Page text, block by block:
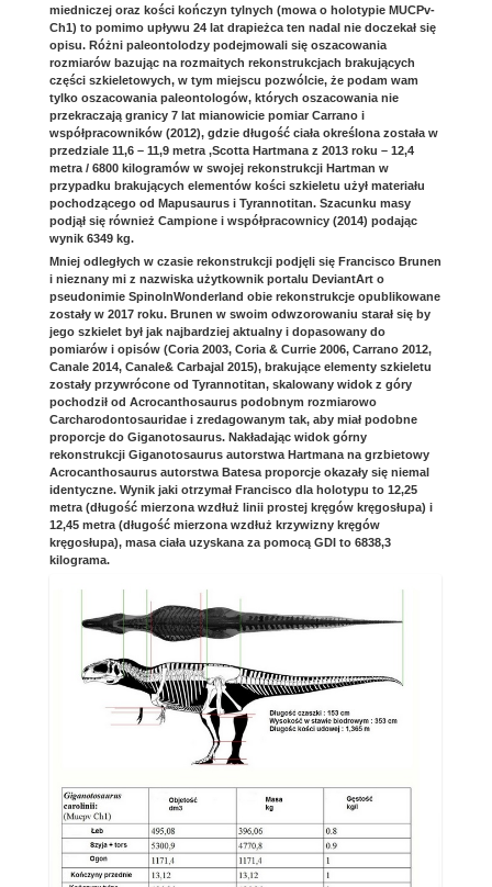
miedniczej oraz kości kończyn tylnych (mowa o holotypie MUCPv-
Ch1) to pomimo upływu 24 lat drapieżca ten nadal nie doczekał się
opisu. Różni paleontolodzy podejmowali się oszacowania
rozmiarów bazując na rozmaitych rekonstrukcjach brakujących
części szkieletowych, w tym miejscu pozwólcie, że podam wam
tylko oszacowania paleontologów, których oszacowania nie
przekraczają granicy 7 lat mianowicie pomiar Carrano i
współpracowników (2012), gdzie długość ciała określona została w
przedziale 11,6 – 11,9 metra ,Scotta Hartmana z 2013 roku – 12,4
metra / 6800 kilogramów w swojej rekonstrukcji Hartman w
przypadku brakujących elementów kości szkieletu użył materiału
pochodzącego od Mapusaurus i Tyrannotitan. Szacunku masy
podjął się również Campione i współpracownicy (2014) podając
wynik 6349 kg.
Mniej odległych w czasie rekonstrukcji podjęli się Francisco Brunen
i nieznany mi z nazwiska użytkownik portalu DeviantArt o
pseudonimie SpinoInWonderland obie rekonstrukcje opublikowane
zostały w 2017 roku. Brunen w swoim odwzorowaniu starał się by
jego szkielet był jak najbardziej aktualny i dopasowany do
pomiarów i opisów (Coria 2003, Coria & Currie 2006, Carrano 2012,
Canale 2014, Canale& Carbajal 2015), brakujące elementy szkieletu
zostały przywrócone od Tyrannotitan, skalowany widok z góry
pochodził od Acrocanthosaurus podobnym rozmiarowo
Carcharodontosauridae i zredagowanym tak, aby miał podobne
proporcje do Giganotosaurus. Nakładając widok górny
rekonstrukcji Giganotosaurus autorstwa Hartmana na grzbietowy
Acrocanthosaurus autorstwa Batesa proporcje okazały się niemal
identyczne. Wynik jaki otrzymał Francisco dla holotypu to 12,25
metra (długość mierzona wzdłuż linii prostej kręgów kręgosłupa) i
12,45 metra (długość mierzona wzdłuż krzywizny kręgów
kręgosłupa), masa ciała uzyskana za pomocą GDI to 6838,3
kilograma.